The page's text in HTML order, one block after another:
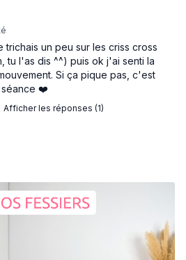
un peu sur les criss cross
tu l'as dis ^^) puis ok j'ai senti la
Si ça pique pas, c'est
séance ❤️
Afficher les réponses (1)